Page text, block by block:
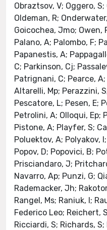
Obraztsov, V; Oggero,
Oldeman, R;
Goicochea, Jmo; Owen,
Palano, A; Palombo, F;
Papanestis, A;
C; Parkinson, Cj;
Patrignani, C; Pearce,
Altarelli, Mp; Perazzini,
Pescatore, L; Pesen, E;
Petrolini, A; Olloqui, Ep;
Pistone, A; Playfer, S;
Poluektov, A; Polyakov,
Popov, D; Popovici, B;
Prisciandaro, J;
Navarro, Ap; Punzi, G;
Rademacker, Jh;
Rangel, Ms; Raniuk, I;
Federico Leo; Reichert,
Ricciardi, S; Richards,